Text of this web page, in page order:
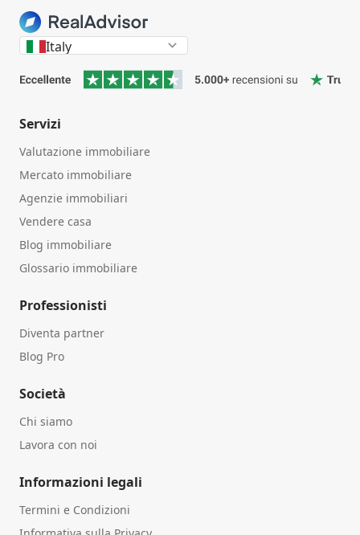
Italy
Servizi
Valutazione immobiliare
Mercato immobiliare
Agenzie immobiliari
Vendere casa
Blog immobiliare
Glossario immobiliare
Professionisti
Diventa partner
Blog Pro
Società
Chi siamo
Lavora con noi
Informazioni legali
Termini e Condizioni